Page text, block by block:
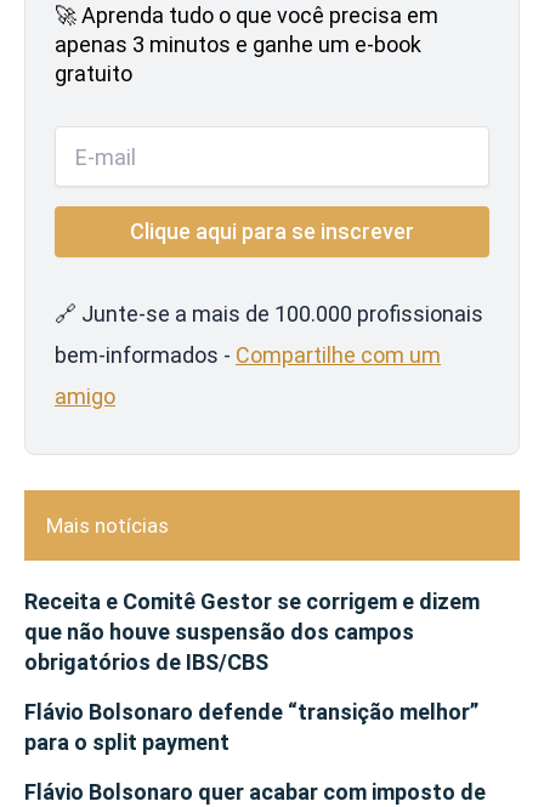
🚀 Aprenda tudo o que você precisa em
apenas 3 minutos e ganhe um e-book
gratuito
🔗 Junte-se a mais de 100.000 profissionais
bem-informados - Compartilhe com um
amigo
Mais notícias
Receita e Comitê Gestor se corrigem e dizem
que não houve suspensão dos campos
obrigatórios de IBS/CBS
Flávio Bolsonaro defende “transição melhor”
para o split payment
Flávio Bolsonaro quer acabar com imposto de